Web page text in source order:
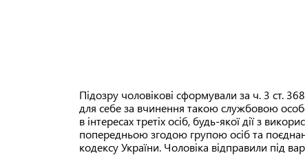
Підозру чоловікові сформували за ч. 3 ст.
для себе за вчинення такою службовою
в інтересах третіх осіб, будь-якої дії з
попередньою згодою групою осіб та
кодексу України. Чоловіка відправили під